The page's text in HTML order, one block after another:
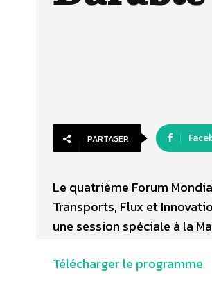
PARTAGER
Le quatrième Forum
Transports, Flux et
une session spéciale à la
Télécharger le programme